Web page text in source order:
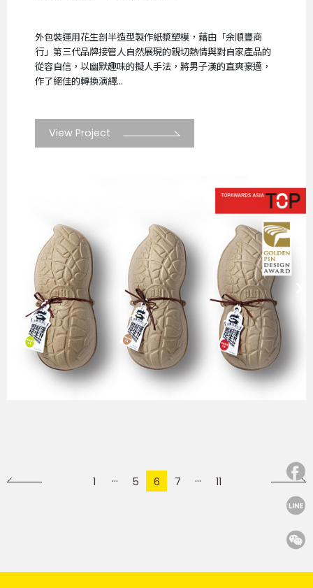
外包裝運用花生剖半造型製作紙漿塑模，藉由「余順豐商
行」第三代品牌接管人自然展現的親切熱情與對自家產品的
從容自信，以幽默趣味的擬人手法，將男子漢的直爽豪邁，
作了絕佳的轉換演繹...
View Project
1 5 6 7 11